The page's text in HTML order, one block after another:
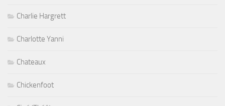
Charlie Hargrett
Charlotte Yanni
Chateaux
Chickenfoot